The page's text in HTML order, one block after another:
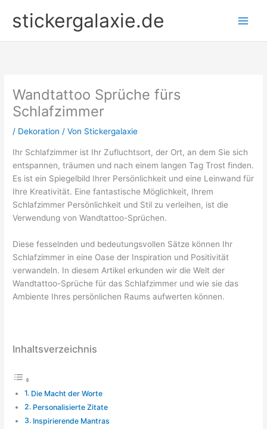
Inhaltstickergalaxie.de
Wandtattoo Sprüche fürs
Schlafzimmer
/ Dekoration / Von Stickergalaxie
Ihr Schlafzimmer ist Ihr Zufluchtsort, der Ort, an dem Sie sich
entspannen, träumen und nach einem langen Tag Trost finden.
Es ist ein Spiegelbild Ihrer Persönlichkeit und eine Leinwand für
Ihre Kreativität. Eine fantastische Möglichkeit, Ihrem
Schlafzimmer Persönlichkeit und Stil zu verleihen, ist die
Verwendung von Wandtattoo-Sprüchen.
Diese fesselnden und bedeutungsvollen Sätze können Ihr
Schlafzimmer in eine Oase der Inspiration und Positivität
verwandeln. In diesem Artikel erkunden wir die Welt der
Wandtattoo-Sprüche für das Schlafzimmer und wie sie das
Ambiente Ihres persönlichen Raums aufwerten können.
Inhaltsverzeichnis
Die Macht der Worte
Personalisierte Zitate
Inspirierende Mantras